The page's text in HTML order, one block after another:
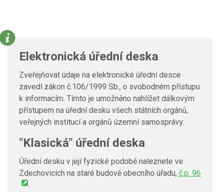
Elektronická úřední deska
Zveřejňovat údaje na elektronické úřední desce
zavedl zákon č.106/1999 Sb., o svobodném přístupu
k informacím. Tímto je umožněno nahlížet dálkovým
přístupem na úřední desku všech státních orgánů,
veřejných institucí a orgánů územní samosprávy.
"Klasická" úřední deska
Úřední desku v její fyzické podobě naleznete ve
Zdechovicích na staré budově obecního úřadu, č.p. 96
.